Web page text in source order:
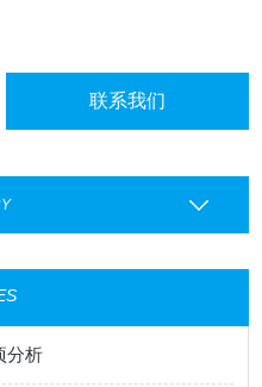
联系我们
分析